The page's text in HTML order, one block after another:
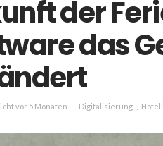
der
das
vor 5 Monaten Digitalisierung